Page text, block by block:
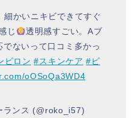
かいニキビできてすぐ
じ
透明感すごい。Aブ
ないって口コミ多かっ
ビロン #スキンケア #ビ
oOSoQa3WD4
ンス (@roko_i57)